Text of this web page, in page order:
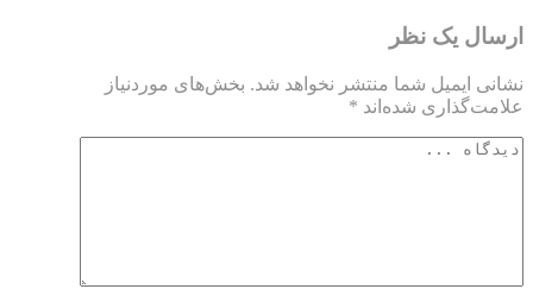
ارسال یک نظر
نشانی ایمیل شما منتشر نخواهد شد. بخش‌های موردنیاز
علامت‌گذاری شده‌اند *